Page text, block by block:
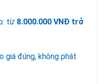
từ 8.000.000 VNĐ trở
giá đúng, không phát